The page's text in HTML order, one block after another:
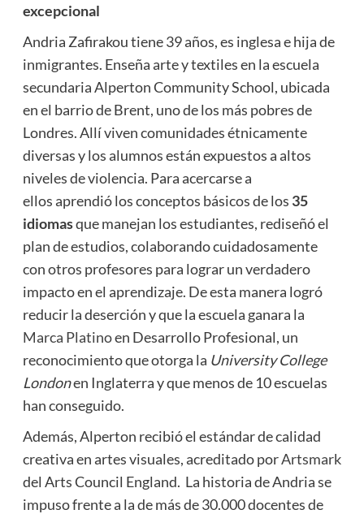
excepcional
Andria Zafirakou tiene 39 años, es inglesa e hija de
inmigrantes. Enseña arte y textiles en la escuela
secundaria Alperton Community School, ubicada
en el barrio de Brent, uno de los más pobres de
Londres. Allí viven comunidades étnicamente
diversas y los alumnos están expuestos a altos
niveles de violencia. Para acercarse a
ellos aprendió los conceptos básicos de los 35
idiomasque manejan los estudiantes, rediseñó el
plan de estudios, colaborando cuidadosamente
con otros profesores para lograr un verdadero
impacto en el aprendizaje. De esta manera logró
reducir la deserción y que la escuela ganara la
Marca Platinoen Desarrollo Profesional, un
reconocimiento que otorga la University College
Londonen Inglaterra y que menos de 10 escuelas
han conseguido.
Además, Alperton recibió el estándar de calidad
creativa en artes visuales, acreditado porArtsmark
del Arts Council England. La historia de Andria se
impuso frente a la de más de 30.000 docentes de